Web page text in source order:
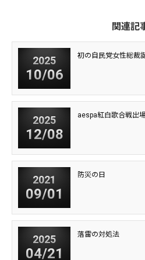
関連記
2025
10/06
初の自民党女性総裁
2025
12/08
aespa紅白歌合戦出
2021
09/01
防災の日
2025
04/21
落雷の対処法